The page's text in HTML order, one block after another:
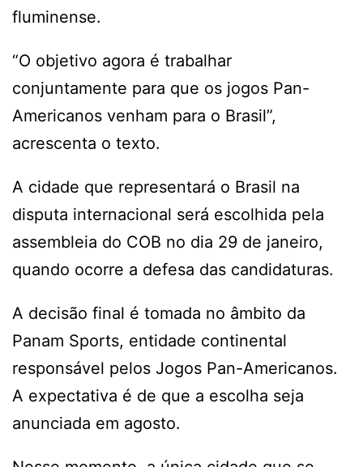
fluminense.
“O objetivo agora é trabalhar
conjuntamente para que os jogos Pan-
Americanos venham para o Brasil”,
acrescenta o texto.
A cidade que representará o Brasil na
disputa internacional será escolhida pela
assembleia do COB no dia 29 de janeiro,
quando ocorre a defesa das candidaturas.
A decisão final é tomada no âmbito da
Panam Sports, entidade continental
responsável pelos Jogos Pan-Americanos.
A expectativa é de que a escolha seja
anunciada em agosto.